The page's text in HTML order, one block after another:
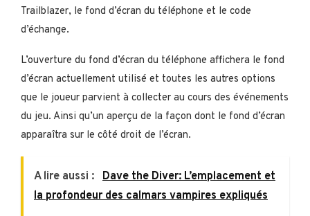
Trailblazer, le fond d’écran du téléphone et le code
d’échange.
L’ouverture du fond d’écran du téléphone affichera le fond
d’écran actuellement utilisé et toutes les autres options
que le joueur parvient à collecter au cours des événements
du jeu. Ainsi qu’un aperçu de la façon dont le fond d’écran
apparaîtra sur le côté droit de l’écran.
A lire aussi : Dave the Diver: L’emplacement et
la profondeur des calmars vampires expliqués